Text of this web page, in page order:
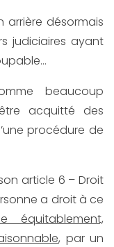
arrière désormais
judiciaires ayant
beaucoup
acquitté des
procédure de
article 6 – Droit
a droit à ce
équitablement,
, par un